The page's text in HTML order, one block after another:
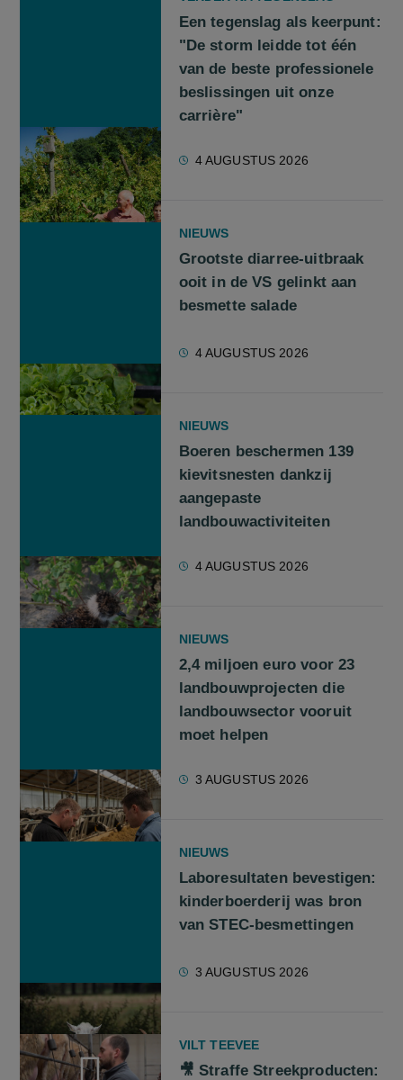
Een tegenslag als keerpunt:
"De storm leidde tot één
van de beste professionele
beslissingen uit onze
carrière"
4 AUGUSTUS 2026
NIEUWS
Grootste diarree-uitbraak
ooit in de VS gelinkt aan
besmette salade
4 AUGUSTUS 2026
NIEUWS
Boeren beschermen 139
kievitsnesten dankzij
aangepaste
landbouwactiviteiten
4 AUGUSTUS 2026
NIEUWS
2,4 miljoen euro voor 23
landbouwprojecten die
landbouwsector vooruit
moet helpen
3 AUGUSTUS 2026
NIEUWS
Laboresultaten bevestigen:
kinderboerderij was bron
van STEC-besmettingen
3 AUGUSTUS 2026
VILT TEEVEE
🎥 Straffe Streekproducten: